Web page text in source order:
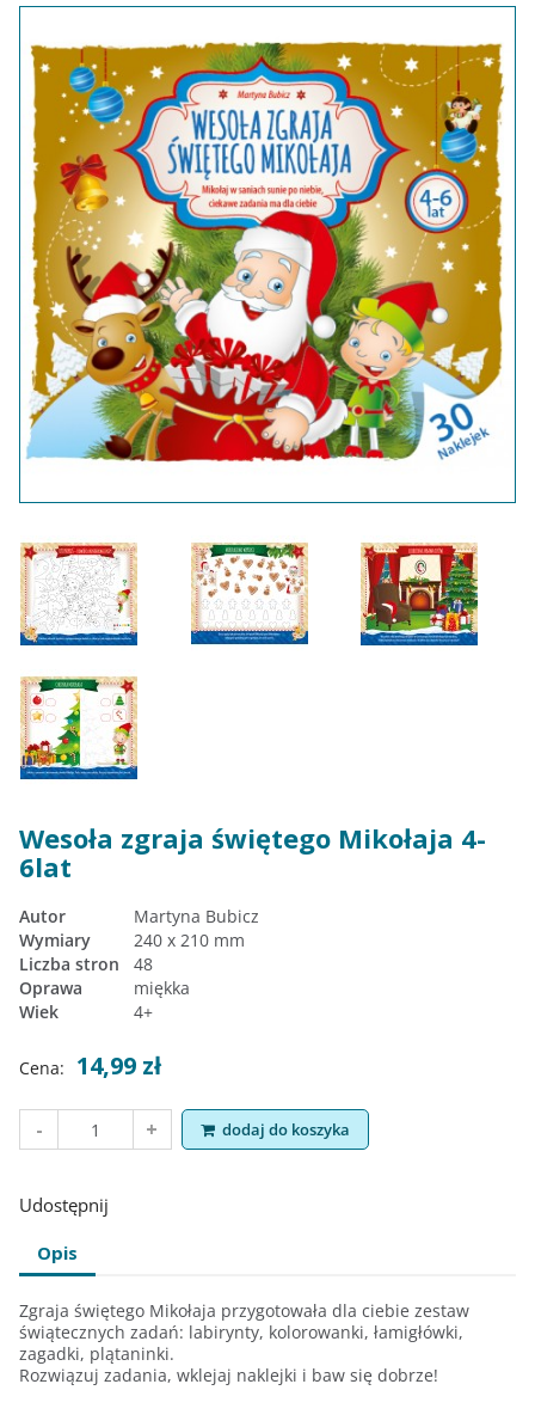
Wesoła zgraja świętego Mikołaja 4-
6lat
Autor
Martyna Bubicz
Wymiary
240 x 210 mm
Liczba stron
48
Oprawa
miękka
Wiek
4+
Cena: 14,99 zł
dodaj do koszyka
Udostępnij
Opis
Zgraja świętego Mikołaja przygotowała dla ciebie zestaw
świątecznych zadań: labirynty, kolorowanki, łamigłówki,
zagadki, plątaninki.
Rozwiązuj zadania, wklejaj naklejki i baw się dobrze!